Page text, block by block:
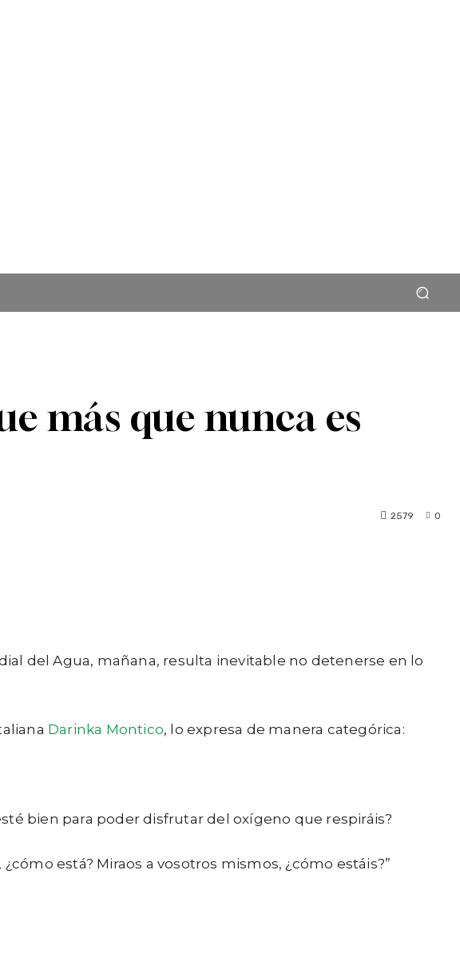
más que nunca es
0
2579
del Agua, mañana, resulta inevitable no detenerse en lo
Darinka Montico, lo expresa de manera categórica:
bien para poder disfrutar del oxígeno que respiráis?
está? Miraos a vosotros mismos, ¿cómo estáis?”